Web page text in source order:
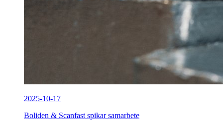
2025-10-17
Boliden & Scanfast spikar samarbete